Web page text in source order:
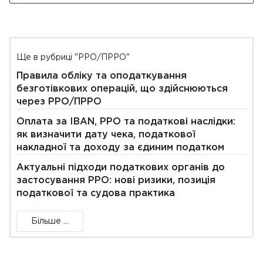
Ще в рубриці "РРО/ПРРО"
Правила обліку та оподаткування
безготівкових операцій, що здійснюються
через РРО/ПРРО
Оплата за IBAN, РРО та податкові наслідки:
як визначити дату чека, податкової
накладної та доходу за єдиним податком
Актуальні підходи податкових органів до
застосування РРО: нові ризики, позиція
податкової та судова практика
Більше ...